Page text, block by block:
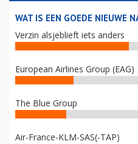
WAT IS EEN GOEDE NIEUWE
Verzin alsjeblieft iets anders
European Airlines Group (EAG)
The Blue Group
Air-France-KLM-SAS(-TAP)